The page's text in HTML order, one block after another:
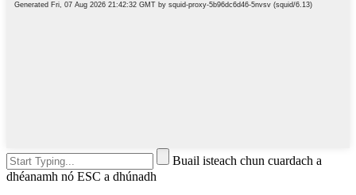
Buail isteach chun cuardach a
dhéanamh nó ESC a dhúnadh